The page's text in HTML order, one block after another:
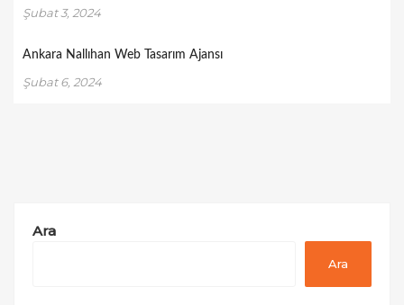
Şubat 3, 2024
Ankara Nallıhan Web Tasarım Ajansı
Şubat 6, 2024
Ara
Ara